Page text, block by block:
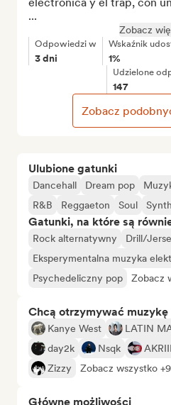
Ulubione gatunki
Dancehall Dream pop
R&B
Reggaeton Soul
Gatunki, na które są
Rock alternatywny Drill/
Eksperymentalna muzyka
Psychedeliczny pop
Zobacz
Chcą otrzymywać
Kanye West LATIN
day2k
Nsqk
Zizzy
Zobacz wszystko +9
Główne możliwości
...
Zobacz
Odpowiedzi w
3 dni
Wskaźnik
1%
Udzielone
147
Zobacz